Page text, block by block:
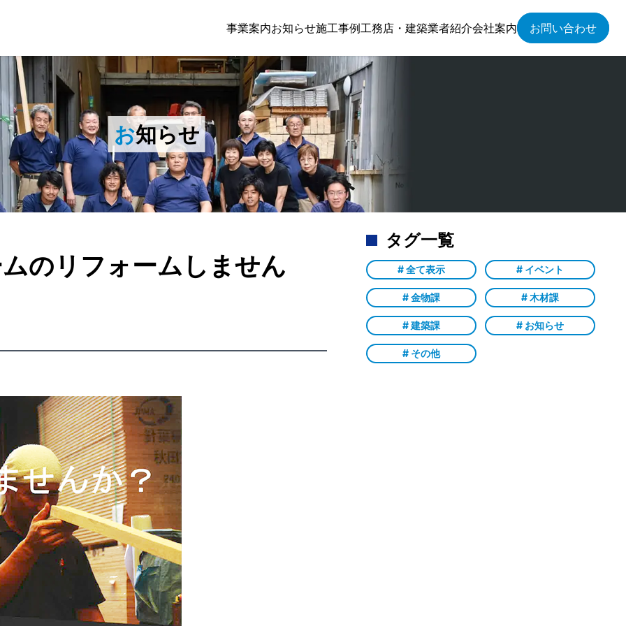
事業案内お知らせ施工事例工務店・建築業者紹介会社案内 お問い合わせ
お知らせ
のリフォームしません
タグ一覧
# 全て表示 # イベント
# 金物課 # 木材課
# 建築課 # お知らせ
# その他